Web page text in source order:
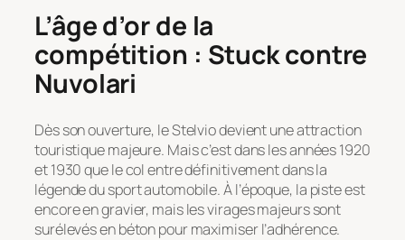
L’âge d’or de la
compétition : Stuck contre
Nuvolari
Dès son ouverture, le Stelvio devient une attraction
touristique majeure. Mais c’est dans les années 1920
et 1930 que le col entre définitivement dans la
légende du sport automobile. À l’époque, la piste est
encore en gravier, mais les virages majeurs sont
surélevés en béton pour maximiser l’adhérence.